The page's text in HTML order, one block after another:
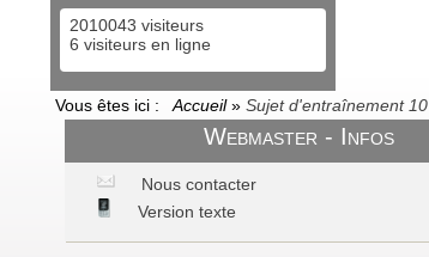
2010043 visiteurs
6 visiteurs en ligne
Vous êtes ici : Accueil» Sujet d'entraînement 10
Webmaster - Infos
Nous contacter
Version texte